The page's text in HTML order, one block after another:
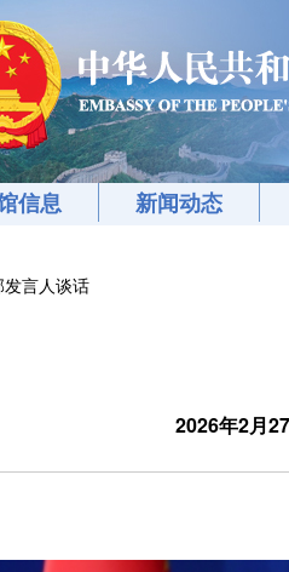
信息 新闻动态
言人谈话
2026年2月